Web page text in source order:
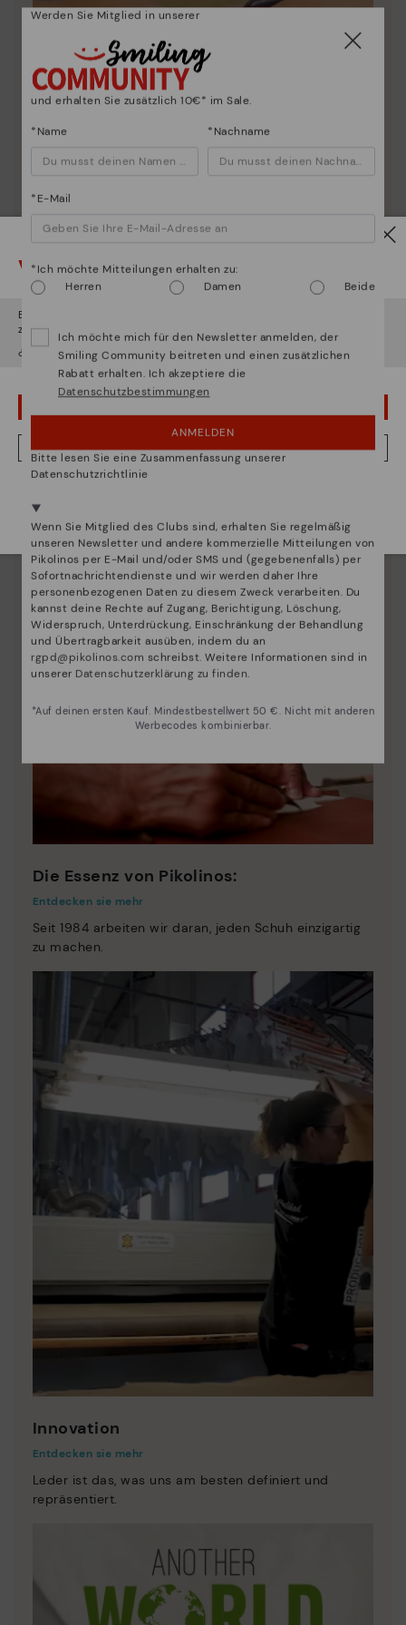
Schuhpflege
Entdecken sie mehr
Wir geben Ihnen Tipps, wie Sie Ihre Pikolinos optimal
pflegen können.
Die Essenz von Pikolinos:
Entdecken sie mehr
Seit 1984 arbeiten wir daran, jeden Schuh einzigartig
zu machen.
Innovation
Entdecken sie mehr
Leder ist das, was uns am besten definiert und
repräsentiert.
Vorsicht!
Es scheint, dass Sie sich in
zugreifen werden.
¿Möchten Sie auf die Website vonUsagehen?
Werden Sie Mitglied in unserer
und erhalten Sie zusätzlich 10€* im Sale.
*Name *Nachname
*E-Mail
*Ich möchte Mitteilungen erhalten zu:
Herren
Damen Beide
Ich möchte mich für den Newsletter anmelden, der
Smiling Community beitreten und einen zusätzlichen
Rabatt erhalten. Ich akzeptiere die
Datenschutzbestimmungen
ANMELDEN
Bitte lesen Sie eine Zusammenfassung unserer
Datenschutzrichtlinie
Wenn Sie Mitglied des Clubs sind, erhalten Sie regelmäßig
unseren Newsletter und andere kommerzielle Mitteilungen von
Pikolinos per E-Mail und/oder SMS und (gegebenenfalls) per
Sofortnachrichtendienste und wir werden daher Ihre
personenbezogenen Daten zu diesem Zweck verarbeiten. Du
kannst deine Rechte auf Zugang, Berichtigung, Löschung,
Widerspruch, Unterdrückung, Einschränkung der Behandlung
und Übertragbarkeit ausüben, indem du an
rgpd@pikolinos.com schreibst. Weitere Informationen sind in
unserer Datenschutzerklärung zu finden.
*Auf deinen ersten Kauf. Mindestbestellwert 50 €. Nicht mit anderen
Werbecodes kombinierbar.